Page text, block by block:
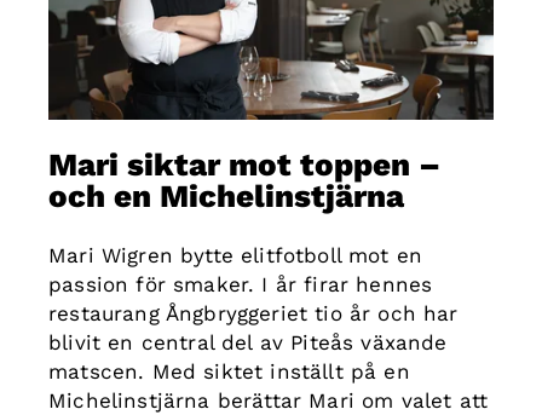
Mari siktar mot toppen –
och en Michelinstjärna
Mari Wigren bytte elitfotboll mot en
passion för smaker. I år firar hennes
restaurang Ångbryggeriet tio år och har
blivit en central del av Piteås växande
matscen. Med siktet inställt på en
Michelinstjärna berättar Mari om valet att